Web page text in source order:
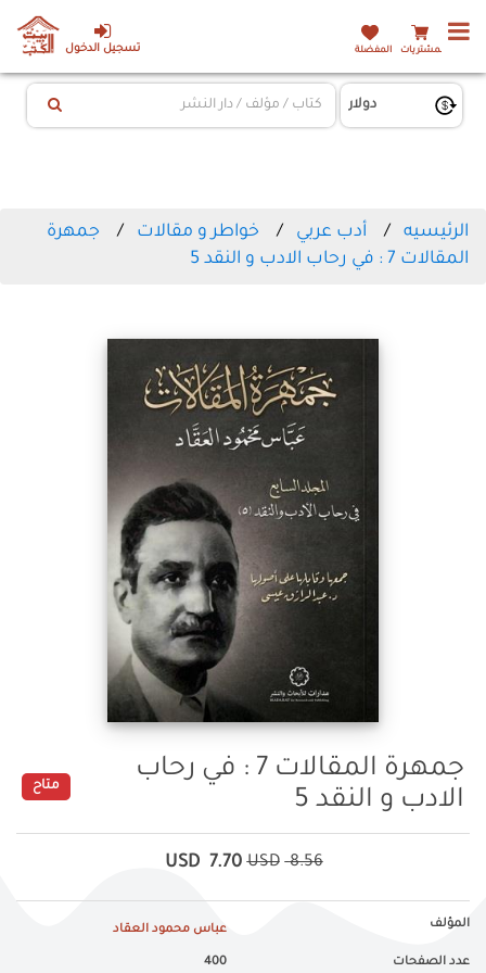
تسجيل الدخول المشتريات المفضلة
الرئيسيه أدب عربي خواطر و مقالات
جمهرة
المقالات 7 : في رحاب الادب و النقد 5
جمهرة المقالات 7 : في رحاب
الادب و النقد 5
متاح
8.56
USD
7.70
USD
المؤلف عباس محمود العقاد
عدد الصفحات 400